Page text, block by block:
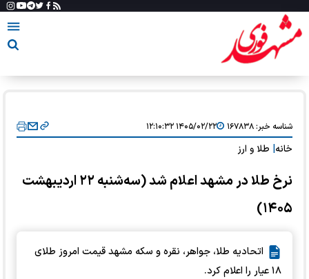
شناسه خبر:۱۶۷۸۳۸ ۱۴۰۵/۰۲/۲۲ ۱۲:۱۰:۳۲
خانه طلا و ارز
نرخ طلا در مشهد اعلام شد (سه‌شنبه ۲۲ اردیبهشت
۱۴۰۵)
اتحادیه طلا، جواهر، نقره و سکه مشهد قیمت امروز طلای
۱۸ عیار را اعلام کرد.